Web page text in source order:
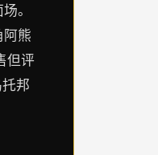
。
熊
但评
邦